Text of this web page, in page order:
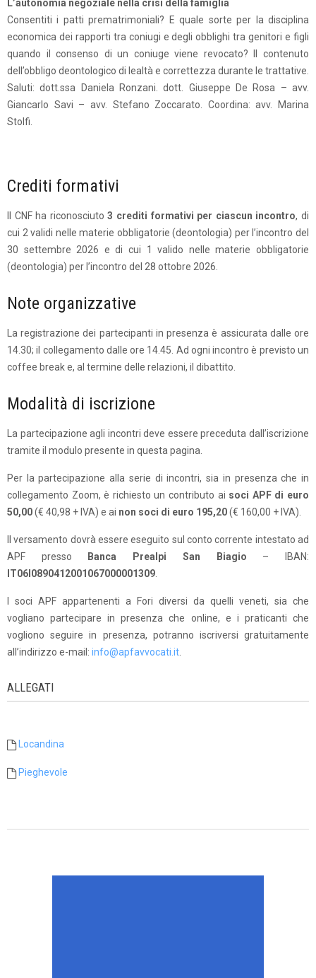
L’autonomia negoziale nella crisi della famiglia
Consentiti i patti prematrimoniali? E quale sorte per la disciplina
economica dei rapporti tra coniugi e degli obblighi tra genitori e figli
quando il consenso di un coniuge viene revocato? Il contenuto
dell’obbligo deontologico di lealtà e correttezza durante le trattative.
Saluti: dott.ssa Daniela Ronzani. dott. Giuseppe De Rosa – avv.
Giancarlo Savi – avv. Stefano Zoccarato. Coordina: avv. Marina
Stolfi.
Crediti formativi
Il CNF ha riconosciuto3 crediti formativi per ciascun incontro, di
cui 2 validi nelle materie obbligatorie (deontologia) per l’incontro del
30 settembre 2026 e di cui 1 valido nelle materie obbligatorie
(deontologia) per l’incontro del 28 ottobre 2026.
Note organizzative
La registrazione dei partecipanti in presenza è assicurata dalle ore
14.30; il collegamento dalle ore 14.45. Ad ogni incontro è previsto un
coffee break e, al termine delle relazioni, il dibattito.
Modalità di iscrizione
La partecipazione agli incontri deve essere preceduta dall’iscrizione
tramite il modulo presente in questa pagina.
Per la partecipazione alla serie di incontri, sia in presenza che in
collegamento Zoom, è richiesto un contributo ai soci APF di euro
50,00(€ 40,98 + IVA) e ai non soci di euro 195,20(€ 160,00 + IVA).
Il versamento dovrà essere eseguito sul conto corrente intestato ad
APF presso
Banca Prealpi San Biagio – IBAN:
IT06I0890412001067000001309.
I soci APF appartenenti a Fori diversi da quelli veneti, sia che
vogliano partecipare in presenza che online, e i praticanti che
vogliono seguire in presenza, potranno iscriversi gratuitamente
all’indirizzo e-mail: info@apfavvocati.it.
ALLEGATI
Locandina
Pieghevole